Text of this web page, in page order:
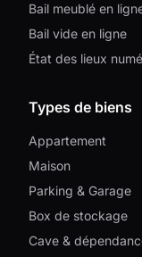
Bail meublé en
Bail vide en ligne
État des lieux
Types de biens
Appartement
Maison
Parking & Garage
Box de stockage
Cave &